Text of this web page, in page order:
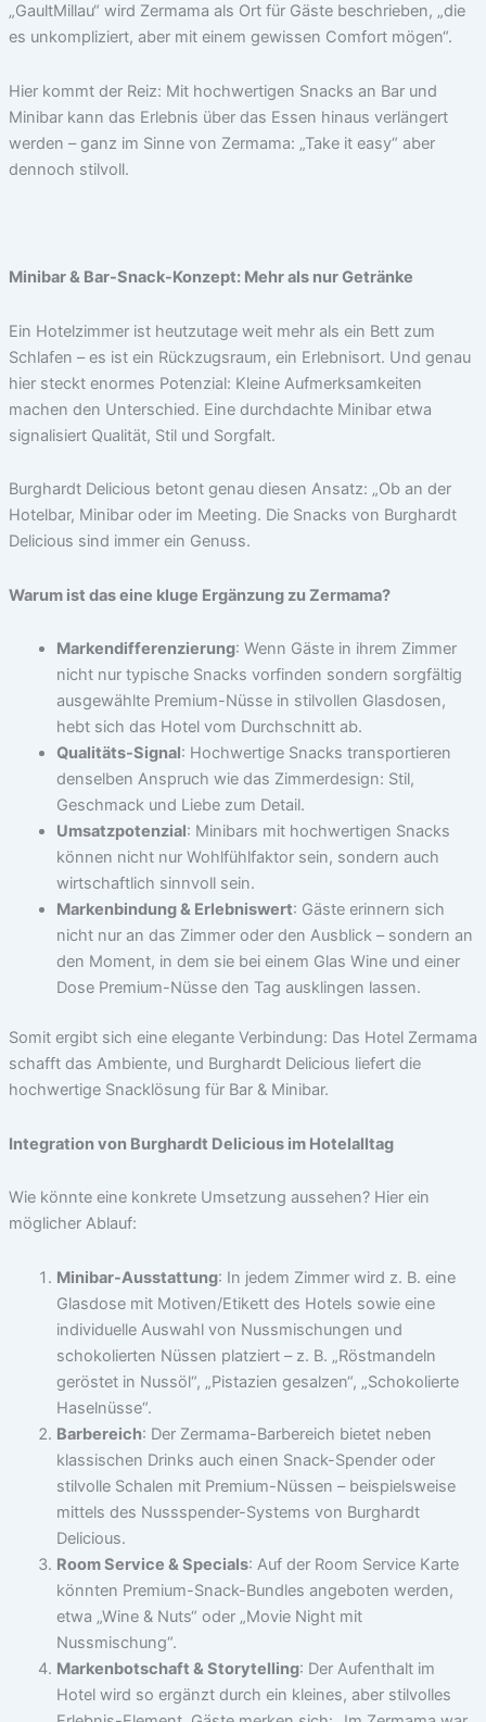
„GaultMillau“ wird Zermama als Ort für Gäste beschrieben, „die
es unkompliziert, aber mit einem gewissen Comfort mögen“.
Hier kommt der Reiz: Mit hochwertigen Snacks an Bar und
Minibar kann das Erlebnis über das Essen hinaus verlängert
werden – ganz im Sinne von Zermama: „Take it easy“ aber
dennoch stilvoll.
Minibar & Bar-Snack-Konzept: Mehr als nur Getränke
Ein Hotelzimmer ist heutzutage weit mehr als ein Bett zum
Schlafen – es ist ein Rückzugsraum, ein Erlebnisort. Und genau
hier steckt enormes Potenzial: Kleine Aufmerksamkeiten
machen den Unterschied. Eine durchdachte Minibar etwa
signalisiert Qualität, Stil und Sorgfalt.
Burghardt Delicious betont genau diesen Ansatz: „Ob an der
Hotelbar, Minibar oder im Meeting. Die Snacks von Burghardt
Delicious sind immer ein Genuss.
Warum ist das eine kluge Ergänzung zu Zermama?
Markendifferenzierung: Wenn Gäste in ihrem Zimmer
nicht nur typische Snacks vorfinden sondern sorgfältig
ausgewählte Premium-Nüsse in stilvollen Glasdosen,
hebt sich das Hotel vom Durchschnitt ab.
Qualitäts-Signal: Hochwertige Snacks transportieren
denselben Anspruch wie das Zimmerdesign: Stil,
Geschmack und Liebe zum Detail.
Umsatzpotenzial: Minibars mit hochwertigen Snacks
können nicht nur Wohlfühlfaktor sein, sondern auch
wirtschaftlich sinnvoll sein.
Markenbindung & Erlebniswert: Gäste erinnern sich
nicht nur an das Zimmer oder den Ausblick – sondern an
den Moment, in dem sie bei einem Glas Wine und einer
Dose Premium-Nüsse den Tag ausklingen lassen.
Somit ergibt sich eine elegante Verbindung: Das Hotel Zermama
schafft das Ambiente, und Burghardt Delicious liefert die
hochwertige Snacklösung für Bar & Minibar.
Integration von Burghardt Delicious im Hotelalltag
Wie könnte eine konkrete Umsetzung aussehen? Hier ein
möglicher Ablauf:
Minibar-Ausstattung: In jedem Zimmer wird z. B. eine
Glasdose mit Motiven/Etikett des Hotels sowie eine
individuelle Auswahl von Nussmischungen und
schokolierten Nüssen platziert – z. B. „Röstmandeln
geröstet in Nussöl“, „Pistazien gesalzen“, „Schokolierte
Haselnüsse“.
Barbereich: Der Zermama-Barbereich bietet neben
klassischen Drinks auch einen Snack-Spender oder
stilvolle Schalen mit Premium-Nüssen – beispielsweise
mittels des Nussspender-Systems von Burghardt
Delicious.
Room Service & Specials: Auf der Room Service Karte
könnten Premium-Snack-Bundles angeboten werden,
etwa „Wine & Nuts“ oder „Movie Night mit
Nussmischung“.
Markenbotschaft & Storytelling: Der Aufenthalt im
Hotel wird so ergänzt durch ein kleines, aber stilvolles